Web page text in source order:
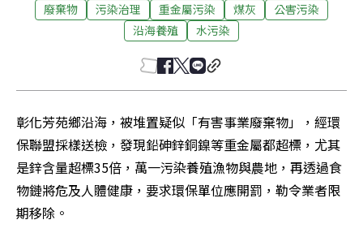
廢棄物 污染治理 重金屬污染 煤灰
公害污染
沿海養殖
水污染
彰化芳苑鄉沿海，被堆置疑似「有害事業廢棄物」，經環
保聯盟採樣送檢，發現鉛砷鋅銅鎳等重金屬都超標，尤其
是鋅含量超標35倍，萬一污染養殖漁物與農地，再透過食
物鏈將危及人體健康，要求環保單位應開罰，勒令業者限
期移除。